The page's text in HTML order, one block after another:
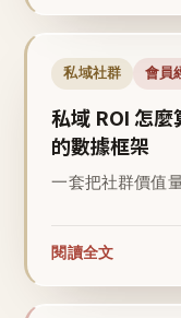
私域社群 會員
私域 ROI 怎
的數據框架
一套把社群價值
閱讀全文